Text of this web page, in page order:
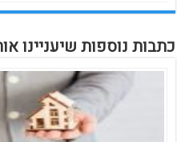
כתבות נוספות שיעניינו